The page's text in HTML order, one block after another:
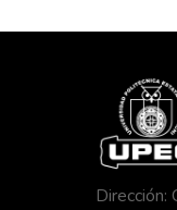
Dirección: